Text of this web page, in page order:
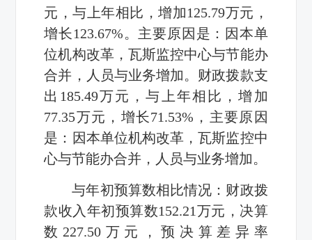
元，与上年相比，增加125.79万元，
增长123.67%。主要原因是：因本单
位机构改革，瓦斯监控中心与节能办
合并，人员与业务增加。财政拨款支
出185.49万元，与上年相比，增加
77.35万元，增长71.53%，主要原因
是：因本单位机构改革，瓦斯监控中
心与节能办合并，人员与业务增加。
与年初预算数相比情况：财政拨
款收入年初预算数152.21万元，决算
数227.50万元，预决算差异率